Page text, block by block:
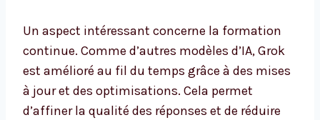
Un aspect intéressant concerne la formation
continue. Comme d’autres modèles d’IA, Grok
est amélioré au fil du temps grâce à des mises
à jour et des optimisations. Cela permet
d’affiner la qualité des réponses et de réduire